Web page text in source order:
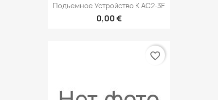
Подъемное Устройство К АС2-3Е
0,00 €
favorite_border